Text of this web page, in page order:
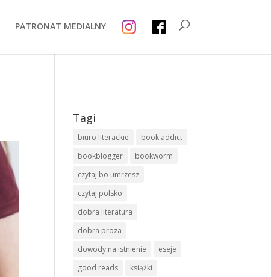
PATRONAT MEDIALNY
Tagi
biuro literackie
book addict
bookblogger
bookworm
czytaj bo umrzesz
czytaj polsko
dobra literatura
dobra proza
dowody na istnienie
eseje
good reads
książki